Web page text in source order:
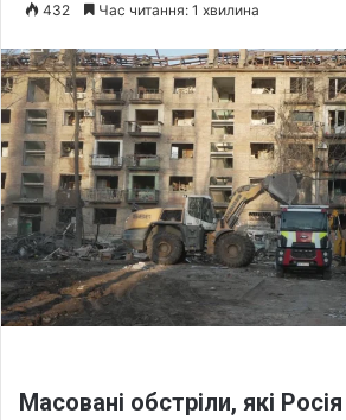
l
w
o
n
X
d
a
n
e
m
a
i
l
432 Час читання: 1 хвилина
Масовані обстріли, які